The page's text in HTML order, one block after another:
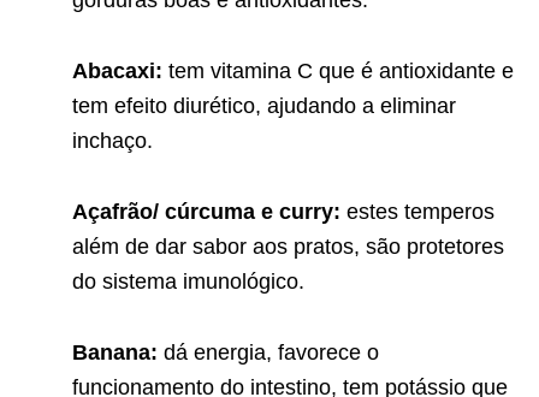
Abacaxi: tem vitamina C que é antioxidante e
tem efeito diurético, ajudando a eliminar
inchaço.
Açafrão/ cúrcuma e curry: estes temperos
além de dar sabor aos pratos, são protetores
do sistema imunológico.
Banana: dá energia, favorece o
funcionamento do intestino, tem potássio que